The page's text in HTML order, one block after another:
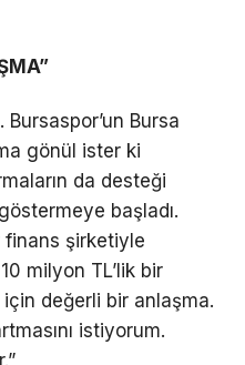
Bursa
gönül ister ki
da desteği
başladı.
finans şirketiyle
milyon TL’lik bir
değerli bir anlaşma.
istiyorum.